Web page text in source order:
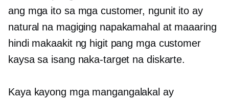
ang mga ito sa mga customer, ngunit ito ay
natural na magiging napakamahal at maaaring
hindi makaakit ng higit pang mga customer
kaysa sa isang naka-target na diskarte.
Kaya kayong mga mangangalakal ay